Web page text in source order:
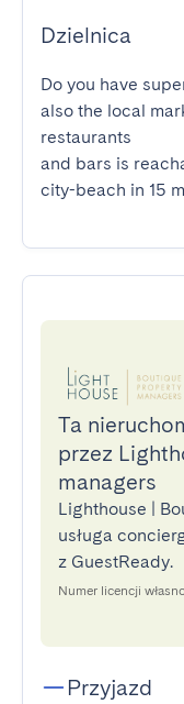
Dzielnica
Do you have
also the local
restaurants
and bars is
city-beach in 15
Ta
przez
managers
Lighthouse |
usługa
z GuestReady.
Numer licencji
Przyjazd